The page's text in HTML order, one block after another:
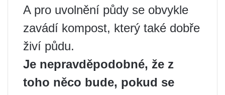
A pro uvolnění půdy se obvykle
zavádí kompost, který také dobře
živí půdu.
Je nepravděpodobné, že z
toho něco bude, pokud se